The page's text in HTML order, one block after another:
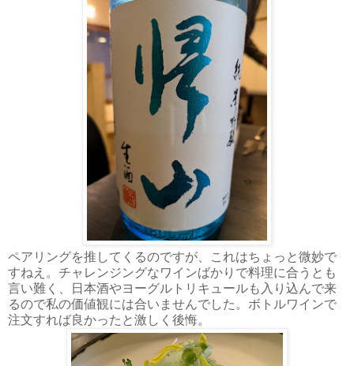
ペアリングを推してくるのですが、これはちょっと微妙で
すねえ。チャレンジングなワインばかりで料理に合うとも
言い難く、日本酒やヨーグルトリキュールも入り込んで来
るので私の価値観には合いませんでした。ボトルワインで
注文すれば良かったと激しく後悔。